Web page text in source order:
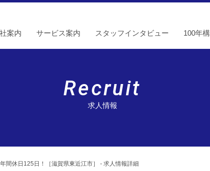
案内 サービス案内 スタッフインタビュー 100年
Recruit
求人情報
間休日125日！［滋賀県東近江市］ - 求人情報詳細